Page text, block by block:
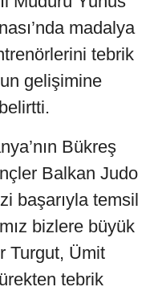
madalya
tebrik
gelişimine
Bükreş
Balkan Judo
başarıyla temsil
bizlere büyük
Turgut, Ümit
tebrik